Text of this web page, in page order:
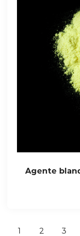
Agente
1 2 3